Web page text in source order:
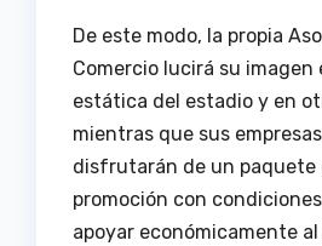
De este modo, la propia
Comercio lucirá su imagen
estática del estadio y en
mientras que sus
disfrutarán de un paquete
promoción con
apoyar económicamente